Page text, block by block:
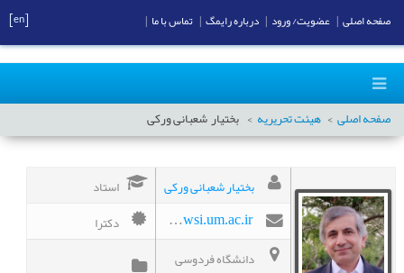
صفحه اصلی هیئت تحریریه بختیارشعبانی ورکی
بختیار شعبانی ورکی استاد
bshabani@ferdowsi.um.ac.ir
دکترا
دانشگاه فردوسی
صفحه اصلی عضویت/ ورود درباره رایمگ تماس با ما